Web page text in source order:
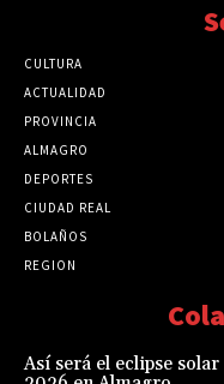
CULTURA
ACTUALIDAD
PROVINCIA
ALMAGRO
DEPORTES
CIUDAD REAL
BOLAÑOS
REGION
Así será el eclipse